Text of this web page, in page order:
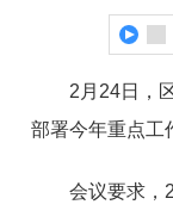
2月24日，
部署今年重点工
会议要求，